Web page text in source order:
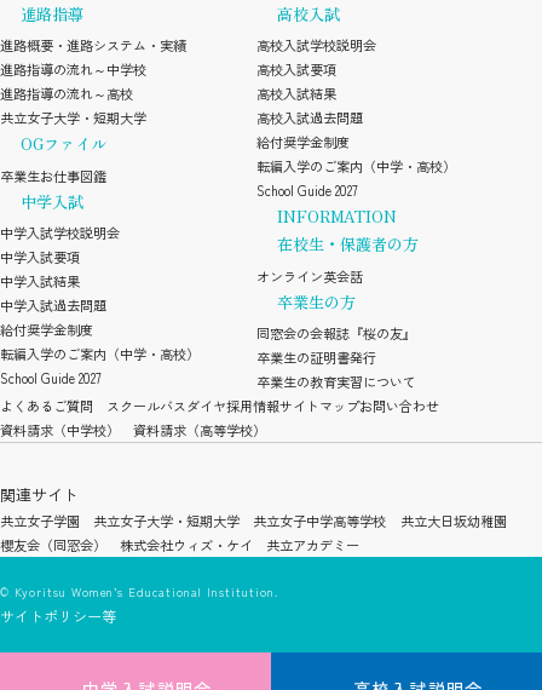
進路指導
進路概要・進路システム・実績
進路指導の流れ～中学校
進路指導の流れ～高校
共立女子大学・短期大学
OGファイル
卒業生お仕事図鑑
中学入試
中学入試学校説明会
中学入試要項
中学入試結果
中学入試過去問題
給付奨学金制度
転編入学のご案内（中学・高校）
School Guide 2027
高校入試
高校入試学校説明会
高校入試要項
高校入試結果
高校入試過去問題
給付奨学金制度
転編入学のご案内（中学・高校）
School Guide 2027
INFORMATION
在校生・保護者の方
オンライン英会話
卒業生の方
同窓会の会報誌『桜の友』
卒業生の証明書発行
卒業生の教育実習について
よくあるご質問
スクールバスダイヤ採用情報サイトマップお問い合わせ
資料請求（中学校）
資料請求（高等学校）
関連サイト
共立女子学園 共立女子大学・短期大学 共立女子中学高等学校
共立大日坂幼稚園
櫻友会（同窓会）
株式会社ウィズ・ケイ 共立アカデミー
© Kyoritsu Women’s Educational Institution.
サイトポリシー等